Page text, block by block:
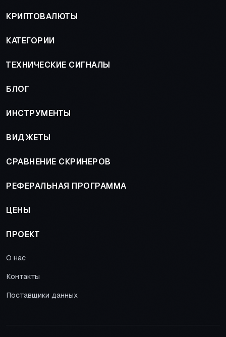
КРИПТОВАЛЮТЫ
КАТЕГОРИИ
ТЕХНИЧЕСКИЕ СИГНАЛЫ
БЛОГ
ИНСТРУМЕНТЫ
ВИДЖЕТЫ
СРАВНЕНИЕ СКРИНЕРОВ
РЕФЕРАЛЬНАЯ ПРОГРАММА
ЦЕНЫ
ПРОЕКТ
О нас
Контакты
Поставщики данных